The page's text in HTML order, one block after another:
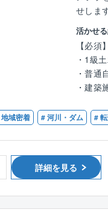
技術者
きます。
【同社
業界シ
トップ
また全
ます。
を手掛
エネル
掛けて
業とな
クホル
せしま
【具体
着工
貫し
きます
・工
・原価
・品質
【案件
■現場体
活かせ
【必須】
・1級
・普通
・建築
【歓迎
・後進
域密着 # 河川・ダム #
詳細を見る